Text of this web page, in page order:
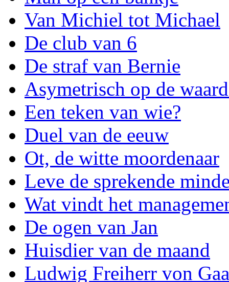
Van Michiel tot Michael
De club van 6
De straf van Bernie
Asymetrisch op de
Een teken van wie?
Duel van de eeuw
Ot, de witte moordenaar
Leve de sprekende
Wat vindt het
De ogen van Jan
Huisdier van de maand
Ludwig Freiherr von